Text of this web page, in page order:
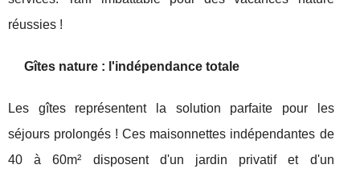
réussies !
Gîtes nature : l'indépendance totale
Les gîtes représentent la solution parfaite pour les
séjours prolongés ! Ces maisonnettes indépendantes de
40 à 60m² disposent d'un jardin privatif et d'un